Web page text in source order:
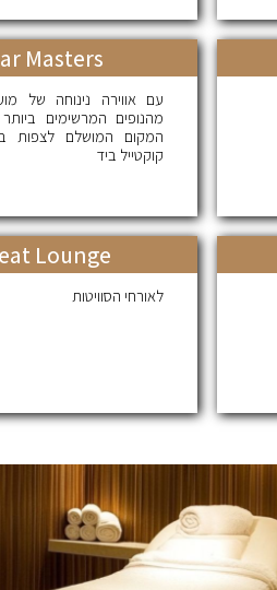
Masters
עם אווירה נינוחה של
מהנופים המרשימים
המקום המושלם לצפות
קוקטייל ביד
Lounge
לאורחי הסוויטות